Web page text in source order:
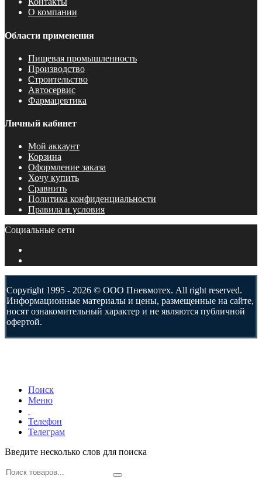
О компании
Области применения
Пищевая промышленность
Производство
Строительство
Автосервис
Фармацевтика
Личный кабинет
Мой аккаунт
Корзина
Оформление заказа
Хочу купить
Сравнить
Политика конфиденциальности
Правила и условия
Социальные сети
Copyright 1995 - 2026 © ООО Пневмотех. All right reserved.
Информационные материалы и цены, размещенные на сайте,
носят ознакомительный характер и не являются публичной
офертой.
Поиск
Меню
Телефон
Телеграм
Введите несколько слов для поиска